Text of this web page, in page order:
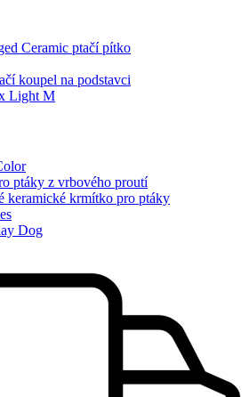
Ceramic ptačí pítko
koupel na podstavci
Light M
ptáky z vrbového proutí
keramické krmítko pro ptáky
Dog